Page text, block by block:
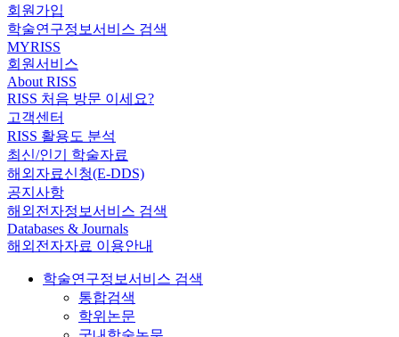
회원가입
학술연구정보서비스 검색
MYRISS
회원서비스
About RISS
RISS 처음 방문 이세요?
고객센터
RISS 활용도 분석
최신/인기 학술자료
해외자료신청(E-DDS)
공지사항
해외전자정보서비스 검색
Databases & Journals
해외전자자료 이용안내
학술연구정보서비스 검색
통합검색
학위논문